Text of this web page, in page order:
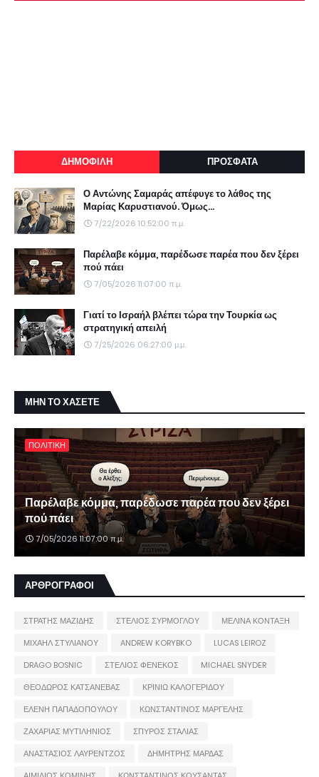
ΔΗΜΟΦΙΛΗ ΠΡΟΣΦΑΤΑ
Ο Αντώνης Σαμαράς απέφυγε το λάθος της
Μαρίας Καρυστιανού. Όμως...
7/22/2026 10:52:00 π.μ.
Παρέλαβε κόμμα, παρέδωσε παρέα που δεν ξέρει
πού πάει
7/05/2026 11:07:00 π.μ.
Γιατί το Ισραήλ βλέπει τώρα την Τουρκία ως
στρατηγική απειλή
7/25/2026 06:27:00 μ.μ.
ΜΗΝ ΤΟ ΧΑΣΕΤΕ
ΠΟΛΙΤΙΚΗ
Παρέλαβε κόμμα, παρέδωσε παρέα που δεν ξέρει
πού πάει
7/05/2026 11:07:00 π.μ.
ΑΡΘΡΟΓΡΑΦΟΙ
ΣΤΡΑΤΗΣ ΜΑΖΙΔΗΣ ΣΤΕΛΙΟΣ ΣΥΡΜΟΓΛΟΥ
ΜΕΛΙΝΑ ΚΟΝΤΑΞΗ
ΜΙΧΑΗΛ ΣΤΥΛΙΑΝΟΥ
ANDREW KORYBKO
LUCAS LEIROZ
DRAGO BOSNIC
ΣΤΕΛΙΟΣ ΦΕΝΕΚΟΣ
MICHAEL SNYDER
ΘΕΟΔΩΡΟΣ ΚΑΤΣΑΝΕΒΑΣ
ΚΡΙΝΙΩ ΚΑΛΟΓΕΡΙΔΟΥ
ΕΛΕΝΗ ΠΑΠΑΔΟΠΟΥΛΟΥ
ΚΩΝΣΤΑΝΤΙΝΟΣ ΜΑΡΓΕΛΗΣ
ΖΑΧΑΡΙΑΣ ΜΥΤΙΛΗΝΙΟΣ
ΣΠΥΡΟΣ ΣΤΑΛΙΑΣ
ΑΝΑΣΤΑΣΙΟΣ ΛΑΥΡΕΝΤΖΟΣ
ΔΗΜΗΤΡΗΣ ΜΑΡΔΑΣ